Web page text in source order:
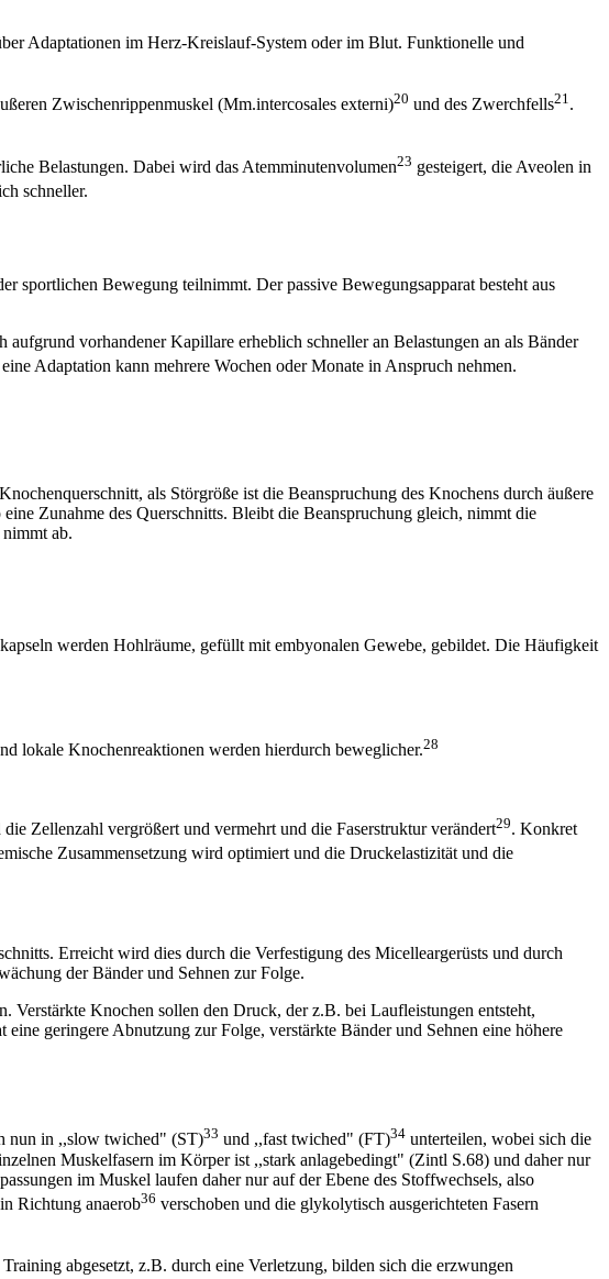
Adaptationen im Herz-Kreislauf-System oder im Blut. Funktionelle und
Zwischenrippenmuskel (Mm.intercosales externi)20 und des Zwerchfells21.
Belastungen. Dabei wird das Atemminutenvolumen23 gesteigert, die Aveolen in
schneller.
Bewegung teilnimmt. Der passive Bewegungsapparat besteht aus
vorhandener Kapillare erheblich schneller an Belastungen an als Bänder
Adaptation kann mehrere Wochen oder Monate in Anspruch nehmen.
als Störgröße ist die Beanspruchung des Knochens durch äußere
Zunahme des Querschnitts. Bleibt die Beanspruchung gleich, nimmt die
ab.
werden Hohlräume, gefüllt mit embyonalen Gewebe, gebildet. Die Häufigkeit
lokale Knochenreaktionen werden hierdurch beweglicher.28
Zellenzahl vergrößert und vermehrt und die Faserstruktur verändert29. Konkret
Zusammensetzung wird optimiert und die Druckelastizität und die
Erreicht wird dies durch die Verfestigung des Micelleargerüsts und durch
der Bänder und Sehnen zur Folge.
Verstärkte Knochen sollen den Druck, der z.B. bei Laufleistungen entsteht,
geringere Abnutzung zur Folge, verstärkte Bänder und Sehnen eine höhere
nun in ,,slow twiched" (ST)33 und ,,fast twiched" (FT)34 unterteilen, wobei sich die
Muskelfasern im Körper ist ,,stark anlagebedingt" (Zintl S.68) und daher nur
im Muskel laufen daher nur auf der Ebene des Stoffwechsels, also
Richtung anaerob36 verschoben und die glykolytisch ausgerichteten Fasern
abgesetzt, z.B. durch eine Verletzung, bilden sich die erzwungen